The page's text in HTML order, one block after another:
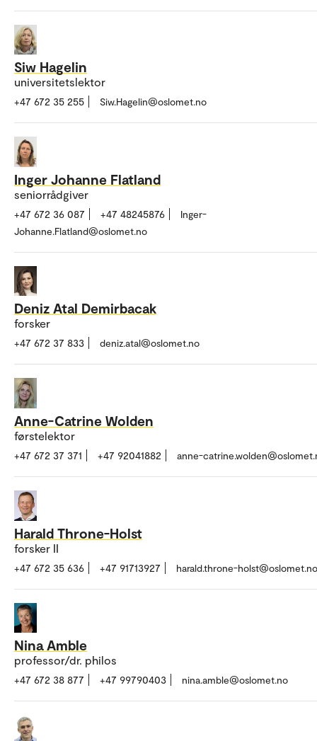
Siw Hagelin
universitetslektor
+47 672 35 255 Siw.Hagelin@oslomet.no
Inger Johanne Flatland
seniorrådgiver
+47 672 36 087 +47 48245876
Inger-
Johanne.Flatland@oslomet.no
Deniz Atal Demirbacak
forsker
+47 672 37 833 deniz.atal@oslomet.no
Anne-Catrine Wolden
førstelektor
+47 672 37 371 +47 92041882 anne-
Harald Throne-Holst
forsker II
+47 672 35 636 +47 91713927 harald.throne-holst@oslomet.no
Nina Amble
professor/dr. philos
+47 672 38 877 +47 99790403 nina.amble@oslomet.no